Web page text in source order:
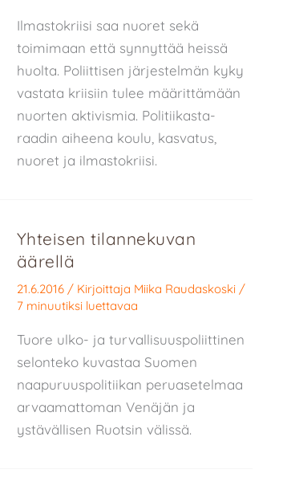
Ilmastokriisi saa nuoret sekä
toimimaan että synnyttää heissä
huolta. Poliittisen järjestelmän kyky
vastata kriisiin tulee määrittämään
nuorten aktivismia. Politiikasta-
raadin aiheena koulu, kasvatus,
nuoret ja ilmastokriisi.
Yhteisen tilannekuvan
äärellä
21.6.2016 / Kirjoittaja Miika Raudaskoski/
7 minuutiksi luettavaa
Tuore ulko- ja turvallisuuspoliittinen
selonteko kuvastaa Suomen
naapuruuspolitiikan peruasetelmaa
arvaamattoman Venäjän ja
ystävällisen Ruotsin välissä.